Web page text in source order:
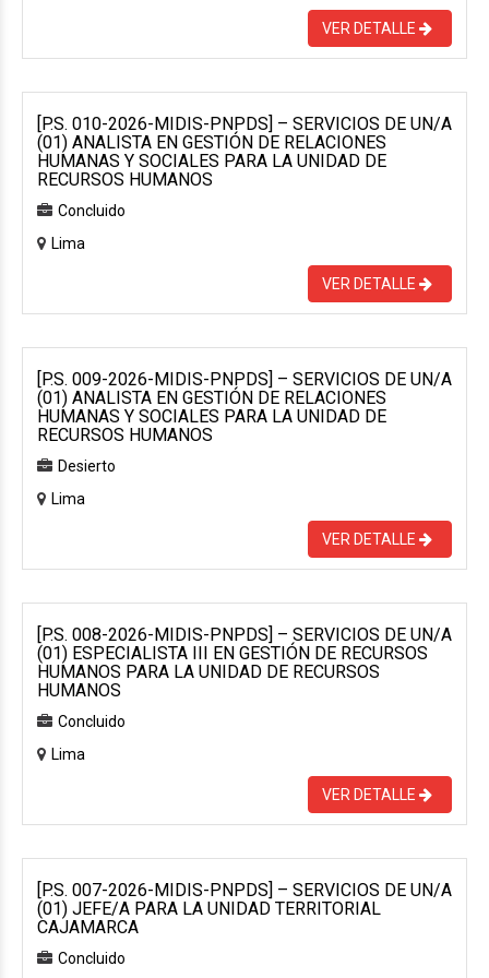
VER DETALLE
[P.S. 010-2026-MIDIS-PNPDS] – SERVICIOS DE UN/A
(01) ANALISTA EN GESTIÓN DE RELACIONES
HUMANAS Y SOCIALES PARA LA UNIDAD DE
RECURSOS HUMANOS
Concluido
Lima
VER DETALLE
[P.S. 009-2026-MIDIS-PNPDS] – SERVICIOS DE UN/A
(01) ANALISTA EN GESTIÓN DE RELACIONES
HUMANAS Y SOCIALES PARA LA UNIDAD DE
RECURSOS HUMANOS
Desierto
Lima
VER DETALLE
[P.S. 008-2026-MIDIS-PNPDS] – SERVICIOS DE UN/A
(01) ESPECIALISTA III EN GESTIÓN DE RECURSOS
HUMANOS PARA LA UNIDAD DE RECURSOS
HUMANOS
Concluido
Lima
VER DETALLE
[P.S. 007-2026-MIDIS-PNPDS] – SERVICIOS DE UN/A
(01) JEFE/A PARA LA UNIDAD TERRITORIAL
CAJAMARCA
Concluido